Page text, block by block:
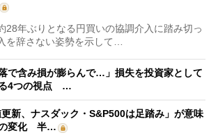
年ぶりとなる円買いの協調介入に踏み切っ
を辞さない姿勢を示して…
で含み損が膨らんで…」損失を投資家として
る4つの視点 …
更新、ナスダック・S&P500は足踏み」が意味
の変化 半…